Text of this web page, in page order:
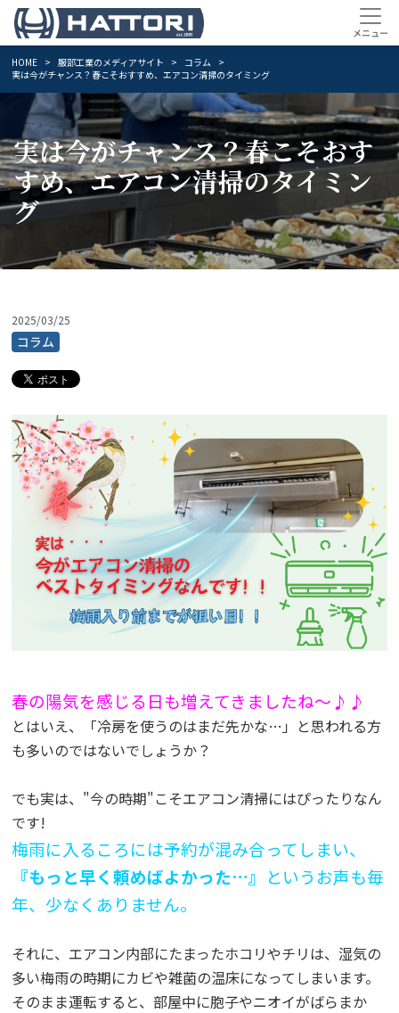
HOME 服部工業のメディアサイト
コラム
実は今がチャンス？春こそおすすめ、エアコン清掃のタイミング
実は今がチャンス？春こそおす
すめ、エアコン清掃のタイミン
グ
2025/03/25
コラム
春の陽気を感じる日も増えてきましたね～♪♪
とはいえ、「冷房を使うのはまだ先かな…」と思われる方
も多いのではないでしょうか？
でも実は、"今の時期"こそエアコン清掃にはぴったりなん
です!
梅雨に入るころには予約が混み合ってしまい、
『もっと早く頼めばよかった…』 というお声も毎
年、少なくありません。
それに、エアコン内部にたまったホコリやチリは、湿気の
多い梅雨の時期にカビや雑菌の温床になってしまいます。
そのまま運転すると、部屋中に胞子やニオイがばらまか